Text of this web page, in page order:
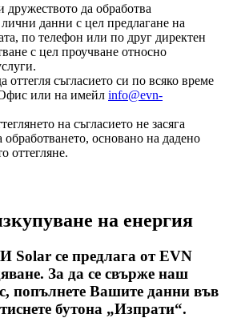
дружеството да обработва
данни с цел предлагане на
по телефон или по друг директен
с цел проучване относно
оттегля съгласието си по всяко време
или на имейл info@evn-
на съгласието не засяга
обработването, основано на дадено
оттегляне.
на енергия
Solar се предлага от EVN
За да се свърже наш
попълнете Вашите данни във
бутона „Изпрати“.